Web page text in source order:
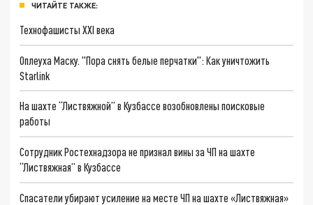
ЧИТАЙТЕ ТАКЖЕ:
Технофашисты XXI века
Оплеуха Маску. "Пора снять белые перчатки": Как уничтожить
Starlink
На шахте “Листвяжной” в Кузбассе возобновлены поисковые
работы
Сотрудник Ростехнадзора не признал вины за ЧП на шахте
“Листвяжная” в Кузбассе
Спасатели убирают усиление на месте ЧП на шахте «Листвяжная»